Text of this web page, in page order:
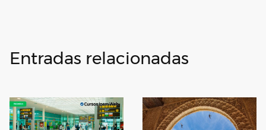
Entradas relacionadas